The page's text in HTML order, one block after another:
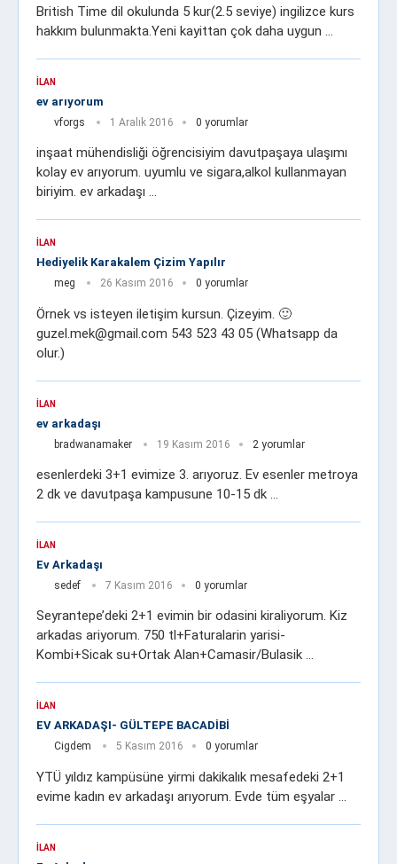
British Time dil okulunda 5 kur(2.5 seviye) ingilizce kurs
hakkım bulunmakta.Yeni kayittan çok daha uygun …
İLAN
ev arıyorum
vforgs 1 Aralık 2016 0 yorumlar
inşaat mühendisliği öğrencisiyim davutpaşaya ulaşımı
kolay ev arıyorum. uyumlu ve sigara,alkol kullanmayan
biriyim. ev arkadaşı …
İLAN
Hediyelik Karakalem Çizim Yapılır
meg 26 Kasım 2016 0 yorumlar
Örnek vs isteyen iletişim kursun. Çizeyim. 🙂
guzel.mek@gmail.com 543 523 43 05 (Whatsapp da
olur.)
İLAN
ev arkadaşı
bradwanamaker 19 Kasım 2016 2 yorumlar
esenlerdeki 3+1 evimize 3. arıyoruz. Ev esenler metroya
2 dk ve davutpaşa kampusune 10-15 dk …
İLAN
Ev Arkadaşı
sedef 7 Kasım 2016 0 yorumlar
Seyrantepe’deki 2+1 evimin bir odasini kiraliyorum. Kiz
arkadas ariyorum. 750 tl+Faturalarin yarisi-
Kombi+Sicak su+Ortak Alan+Camasir/Bulasik …
İLAN
EV ARKADAŞI- GÜLTEPE BACADİBİ
Cigdem 5 Kasım 2016 0 yorumlar
YTÜ yıldız kampüsüne yirmi dakikalık mesafedeki 2+1
evime kadın ev arkadaşı arıyorum. Evde tüm eşyalar …
İLAN